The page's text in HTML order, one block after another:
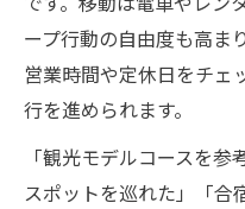
ープ行動の自由度も高ま
営業時間や定休日をチェ
行を進められます。
「観光モデルコースを
スポットを巡れた」「合